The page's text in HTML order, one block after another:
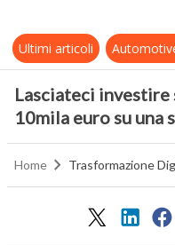
Ultimi articoli
Lasciateci investire
10mila euro su una
Home Trasformazione